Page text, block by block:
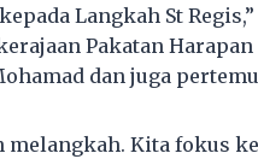
Langkah St
Pakatan
dan juga
melangkah. Kita fokus